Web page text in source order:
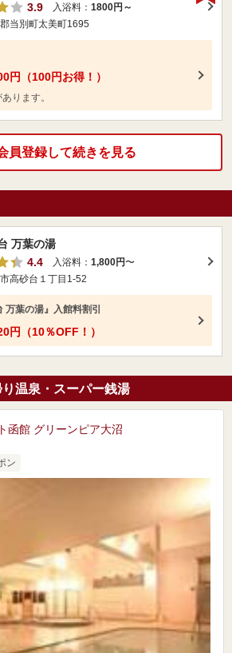
3.9
入浴料： 1800円～
当別町太美町1695
円（100円お得！）
ります。
員登録して続きを見る
万葉の湯
4.4
入浴料： 1,800円〜
高砂台１丁目1-52
万葉の湯』入館料割引
円（10％OFF！）
温泉・スーパー銭湯
函館 グリーンピア大沼
ン